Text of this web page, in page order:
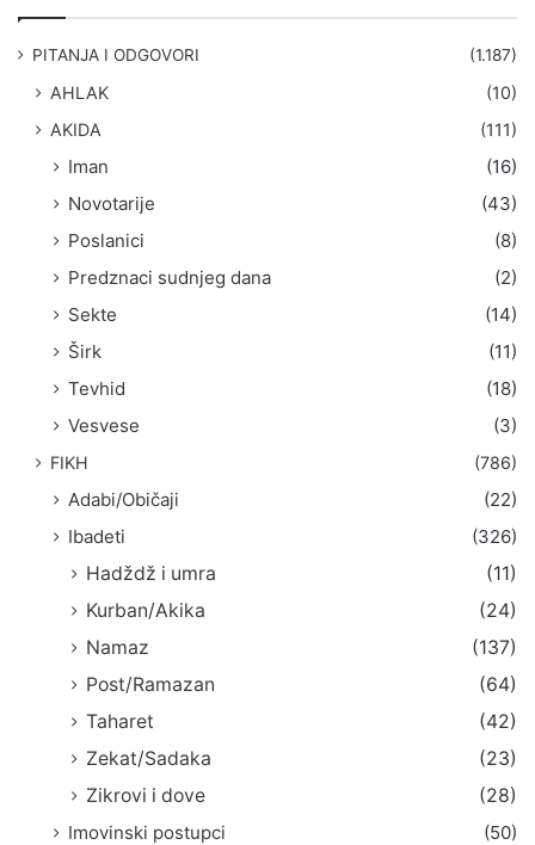
PITANJA I ODGOVORI (1.187)
AHLAK
(10)
AKIDA
(111)
Iman
(16)
Novotarije
(43)
Poslanici
(8)
Predznaci sudnjeg dana
(2)
Sekte
(14)
Širk
(11)
Tevhid
(18)
Vesvese
(3)
FIKH (786)
Adabi/Običaji
(22)
Ibadeti
(326)
Hadždž i umra
(11)
Kurban/Akika
(24)
Namaz
(137)
Post/Ramazan
(64)
Taharet
(42)
Zekat/Sadaka
(23)
Zikrovi i dove
(28)
Imovinski postupci
(50)